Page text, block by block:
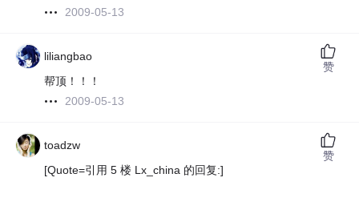
2009-05-13
liliangbao
帮顶！！！
2009-05-13
赞
toadzw
[Quote=引用 5 楼 Lx_china 的回复:]
赞